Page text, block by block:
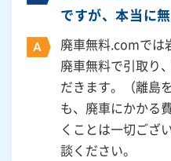
ですが、本当に
廃車無料.comでは
廃車無料で引取り
だきます。（離島
も、廃車にかかる
くことは一切ござ
談ください。